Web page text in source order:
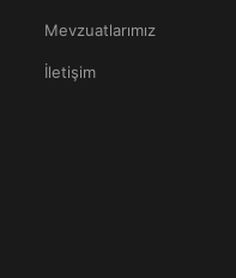
Mevzuatlarımız
İletişim